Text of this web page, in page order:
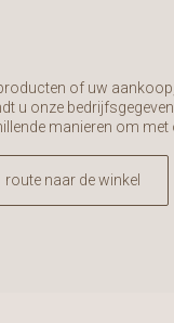
of uw
u onze
manieren om
route naar de winkel